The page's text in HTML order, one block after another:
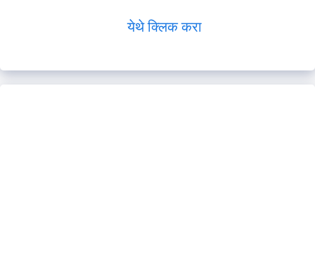
येथे क्लिक करा